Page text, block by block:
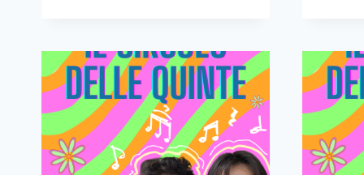
CHE
MI
DAI”:
MUSICA
ED
EMOZIONI
TUTTO